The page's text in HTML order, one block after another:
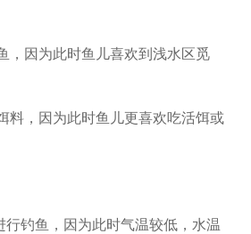
，因为此时鱼儿喜欢到浅水区觅
料，因为此时鱼儿更喜欢吃活饵或
行钓鱼，因为此时气温较低，水温